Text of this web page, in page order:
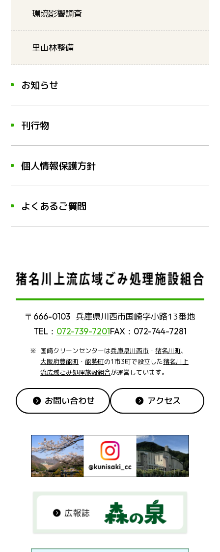
〒666-0103 兵庫県川西市国崎字小路13番地
TEL： 072-739-7201FAX：072-744-7281
国崎クリーンセンターは兵庫県川西市 ・猪名川町、
大阪府豊能町 ・能勢町の1市3町で設立した猪名川上
流広域ごみ処理施設組合が運営しています。
お問い合わせ アクセス
環境影響調査
里山林整備
お知らせ
刊行物
個人情報保護方針
よくあるご質問